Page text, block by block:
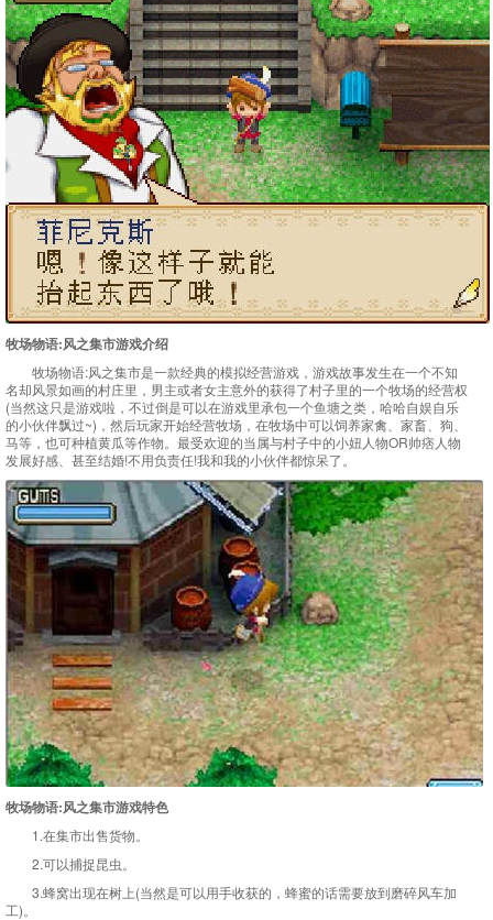
牧场物语:风之集市游戏介绍
牧场物语:风之集市是一款经典的模拟经营游戏，游戏故事发生在一个不知
名却风景如画的村庄里，男主或者女主意外的获得了村子里的一个牧场的经营权
(当然这只是游戏啦，不过倒是可以在游戏里承包一个鱼塘之类，哈哈自娱自乐
的小伙伴飘过~)，然后玩家开始经营牧场，在牧场中可以饲养家禽、家畜、狗、
马等，也可种植黄瓜等作物。最受欢迎的当属与村子中的小妞人物OR帅痞人物
发展好感、甚至结婚!不用负责任!我和我的小伙伴都惊呆了。
牧场物语:风之集市游戏特色
1.在集市出售货物。
2.可以捕捉昆虫。
3.蜂窝出现在树上(当然是可以用手收获的，蜂蜜的话需要放到磨碎风车加
工)。